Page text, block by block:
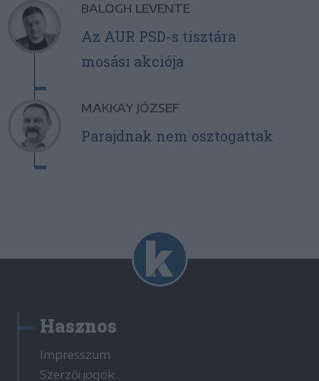
BALOGH LEVENTE
Az AUR PSD-s tisztára
mosási akciója
MAKKAY JÓZSEF
Parajdnak nem osztogattak
Hasznos
Impresszum
Szerzői jogok